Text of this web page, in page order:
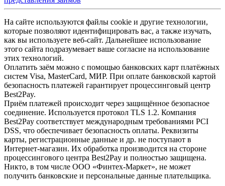
На сайте используются файлы cookie и другие технологии,
которые позволяют идентифицировать вас, а также изучать,
как вы используете веб-сайт. Дальнейшее использование
этого сайта подразумевает ваше согласие на использование
этих технологий.
Оплатить заём можно с помощью банковских карт платёжных
систем Visa, MasterCard, МИР. При оплате банковской картой
безопасность платежей гарантирует процессинговый центр
Best2Pay.
Приём платежей происходит через защищённое безопасное
соединение. Используется протокол TLS 1.2. Компания
Best2Pay соответствует международным требованиями PCI
DSS, что обеспечивает безопасность оплаты. Реквизиты
карты, регистрационные данные и др. не поступают в
Интернет-магазин. Их обработка производится на стороне
процессингового центра Best2Pay и полностью защищена.
Никто, в том числе ООО «Финтех-Маркет», не может
получить банковские и персональные данные плательщика.